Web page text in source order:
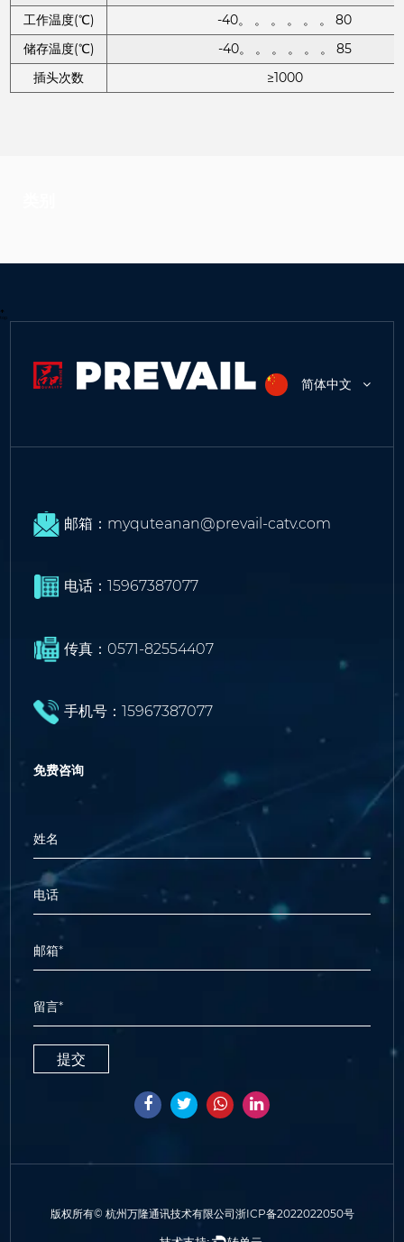
工作温度(℃)
-40。 。 。 。 。 。 80
储存温度(℃)
-40。 。 。 。 。 。 85
插头次数
≥1000
top
简体中文
邮箱：myquteanan@prevail-catv.com
电话：15967387077
传真：0571-82554407
手机号：15967387077
免费咨询
版权所有© 杭州万隆通讯技术有限公司浙ICP备2022022050号